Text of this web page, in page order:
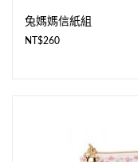
兔媽媽信紙組
NT$260